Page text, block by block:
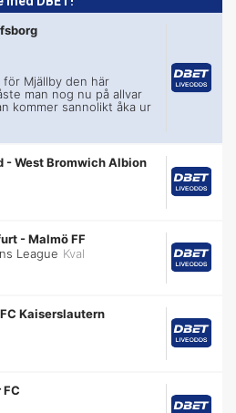
Mjällby den här
man nog nu på allvar
kommer sannolikt åka ur
-West Bromwich Albion
-Malmö FF
League Kval
FC Kaiserslautern
FC